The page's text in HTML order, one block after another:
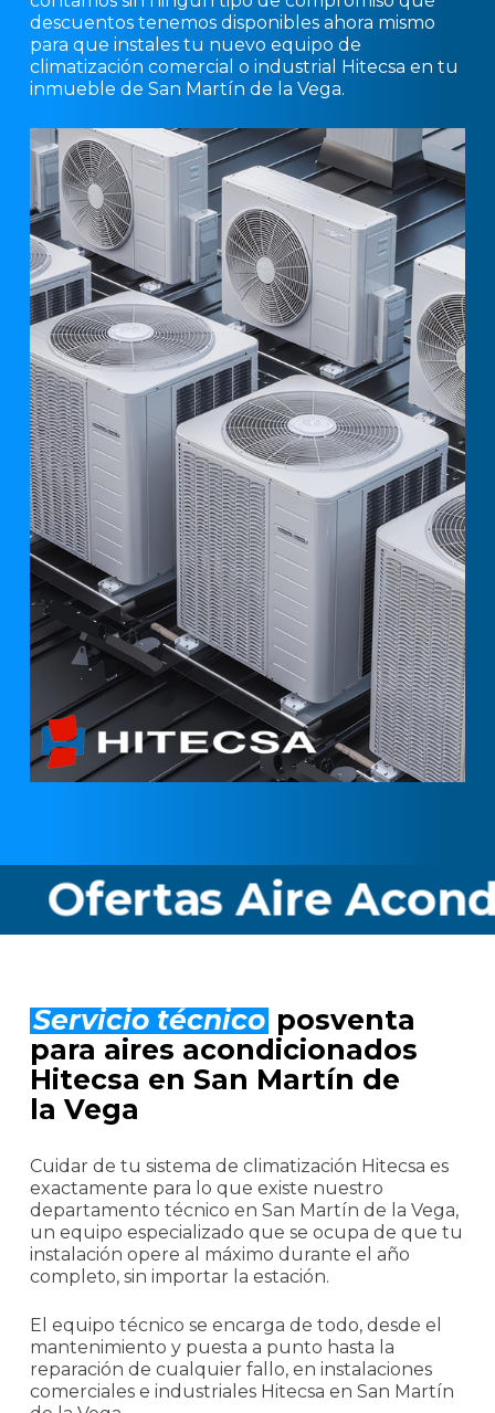
descuentos tenemos disponibles ahora mismo
para que instales tu nuevo equipo de
climatización comercial o industrial Hitecsa en tu
inmueble de San Martín de la Vega.
Aire
Servicio técnico posventa
para aires acondicionados
Hitecsa en San Martín de
la Vega
Cuidar de tu sistema de climatización Hitecsa es
exactamente para lo que existe nuestro
departamento técnico en San Martín de la Vega,
un equipo especializado que se ocupa de que tu
instalación opere al máximo durante el año
completo, sin importar la estación.
El equipo técnico se encarga de todo, desde el
mantenimiento y puesta a punto hasta la
reparación de cualquier fallo, en instalaciones
comerciales e industriales Hitecsa en San Martín